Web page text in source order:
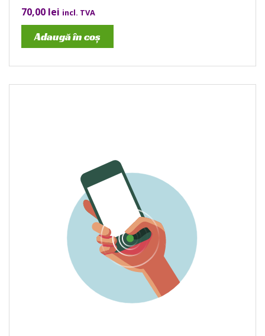
70,00 lei incl. TVA
Adaugă în coș